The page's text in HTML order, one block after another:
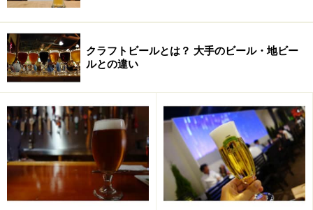
クラフトビールとは？ 大手のビール・地ビー
ルとの違い